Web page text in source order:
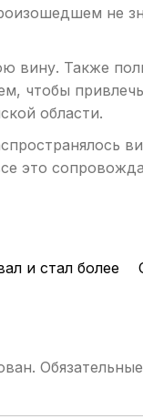
не
вину. Также
чтобы
области.
это
и стал более